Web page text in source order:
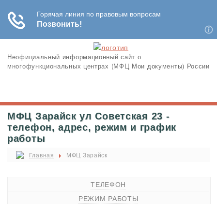
Неофициальный информационный сайт о
многофункциональных центрах (МФЦ Мои документы) России
МФЦ Зарайск ул Советская 23 -
телефон, адрес, режим и график
работы
Главная МФЦ Зарайск
ТЕЛЕФОН
РЕЖИМ РАБОТЫ